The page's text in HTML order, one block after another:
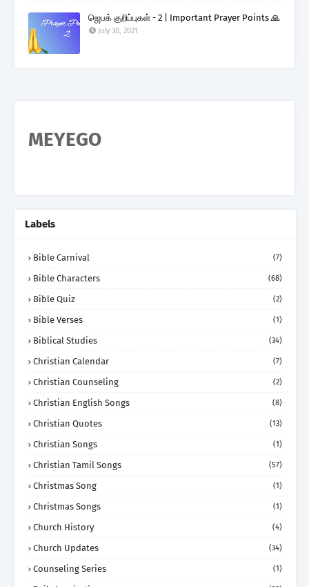
ஜெபக் குறிப்புகள் - 2 | Important Prayer Points 🙏
July 30, 2021
MEYEGO
Labels
Bible Carnival (7)
Bible Characters (68)
Bible Quiz (2)
Bible Verses (1)
Biblical Studies (34)
Christian Calendar (7)
Christian Counseling (2)
Christian English Songs (8)
Christian Quotes (13)
Christian Songs (1)
Christian Tamil Songs (57)
Christmas Song (1)
Christmas Songs (1)
Church History (4)
Church Updates (34)
Counseling Series (1)